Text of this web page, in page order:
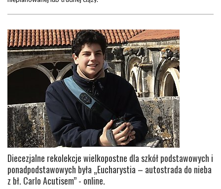
Diecezjalne rekolekcje wielkopostne dla szkół podstawowych i
ponadpodstawowych była „Eucharystia – autostrada do nieba
z bł. Carlo Acutisem” - online.